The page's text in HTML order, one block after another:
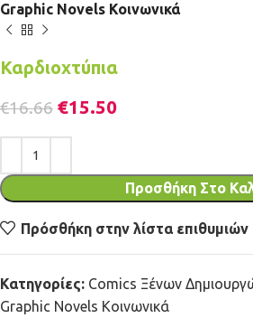
Graphic Novels Κοινωνικά
Καρδιοχτύπια
€16.66 €15.50
Προσθήκη Στο
Πρόσθήκη στην λίστα επιθυμιών
Κατηγορίες: Comics Ξένων
Graphic Novels Κοινωνικά